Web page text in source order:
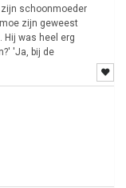
zijn schoonmoeder
zijn geweest
Hij was heel erg
'Ja, bij de